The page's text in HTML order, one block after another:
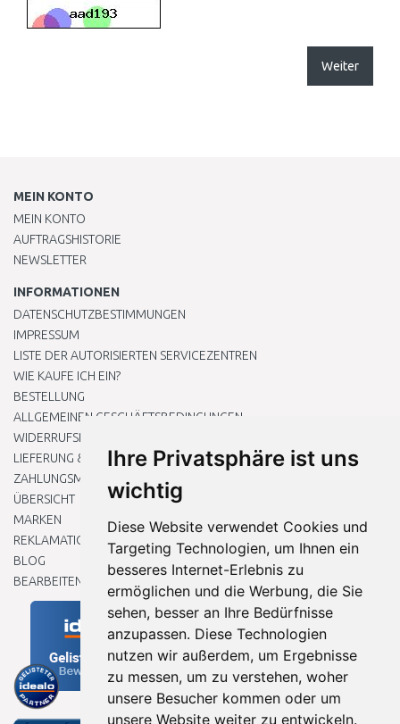
Ihre Privatsphäre ist uns
wichtig
Diese Website verwendet Cookies und
Targeting Technologien, um Ihnen ein
besseres Internet-Erlebnis zu
ermöglichen und die Werbung, die Sie
sehen, besser an Ihre Bedürfnisse
anzupassen. Diese Technologien
nutzen wir außerdem, um Ergebnisse
zu messen, um zu verstehen, woher
unsere Besucher kommen oder um
unsere Website weiter zu entwickeln.
Weiter
MEIN KONTO
MEIN KONTO
AUFTRAGSHISTORIE
NEWSLETTER
INFORMATIONEN
DATENSCHUTZBESTIMMUNGEN
IMPRESSUM
LISTE DER AUTORISIERTEN SERVICEZENTREN
WIE KAUFE ICH EIN?
BESTELLUNG
ALLGEMEINEN GESCHÄFTSBEDINGUNGEN
WIDERRUFSRECHT
LIEFERUNG & ZAHLUNG
ZAHLUNGSMETHODEN
ÜBERSICHT
MARKEN
REKLAMATIONEN UND RETOUREN
BLOG
BEARBEITEN SIE MEINE COOKIE-EINSTELLUNGEN